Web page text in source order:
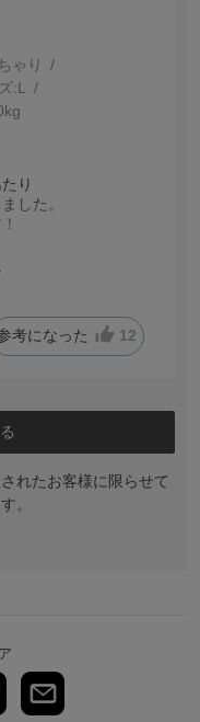
り
:L
り
した。
んのマルシェ
考になった 12
れたお客様に限らせて
。